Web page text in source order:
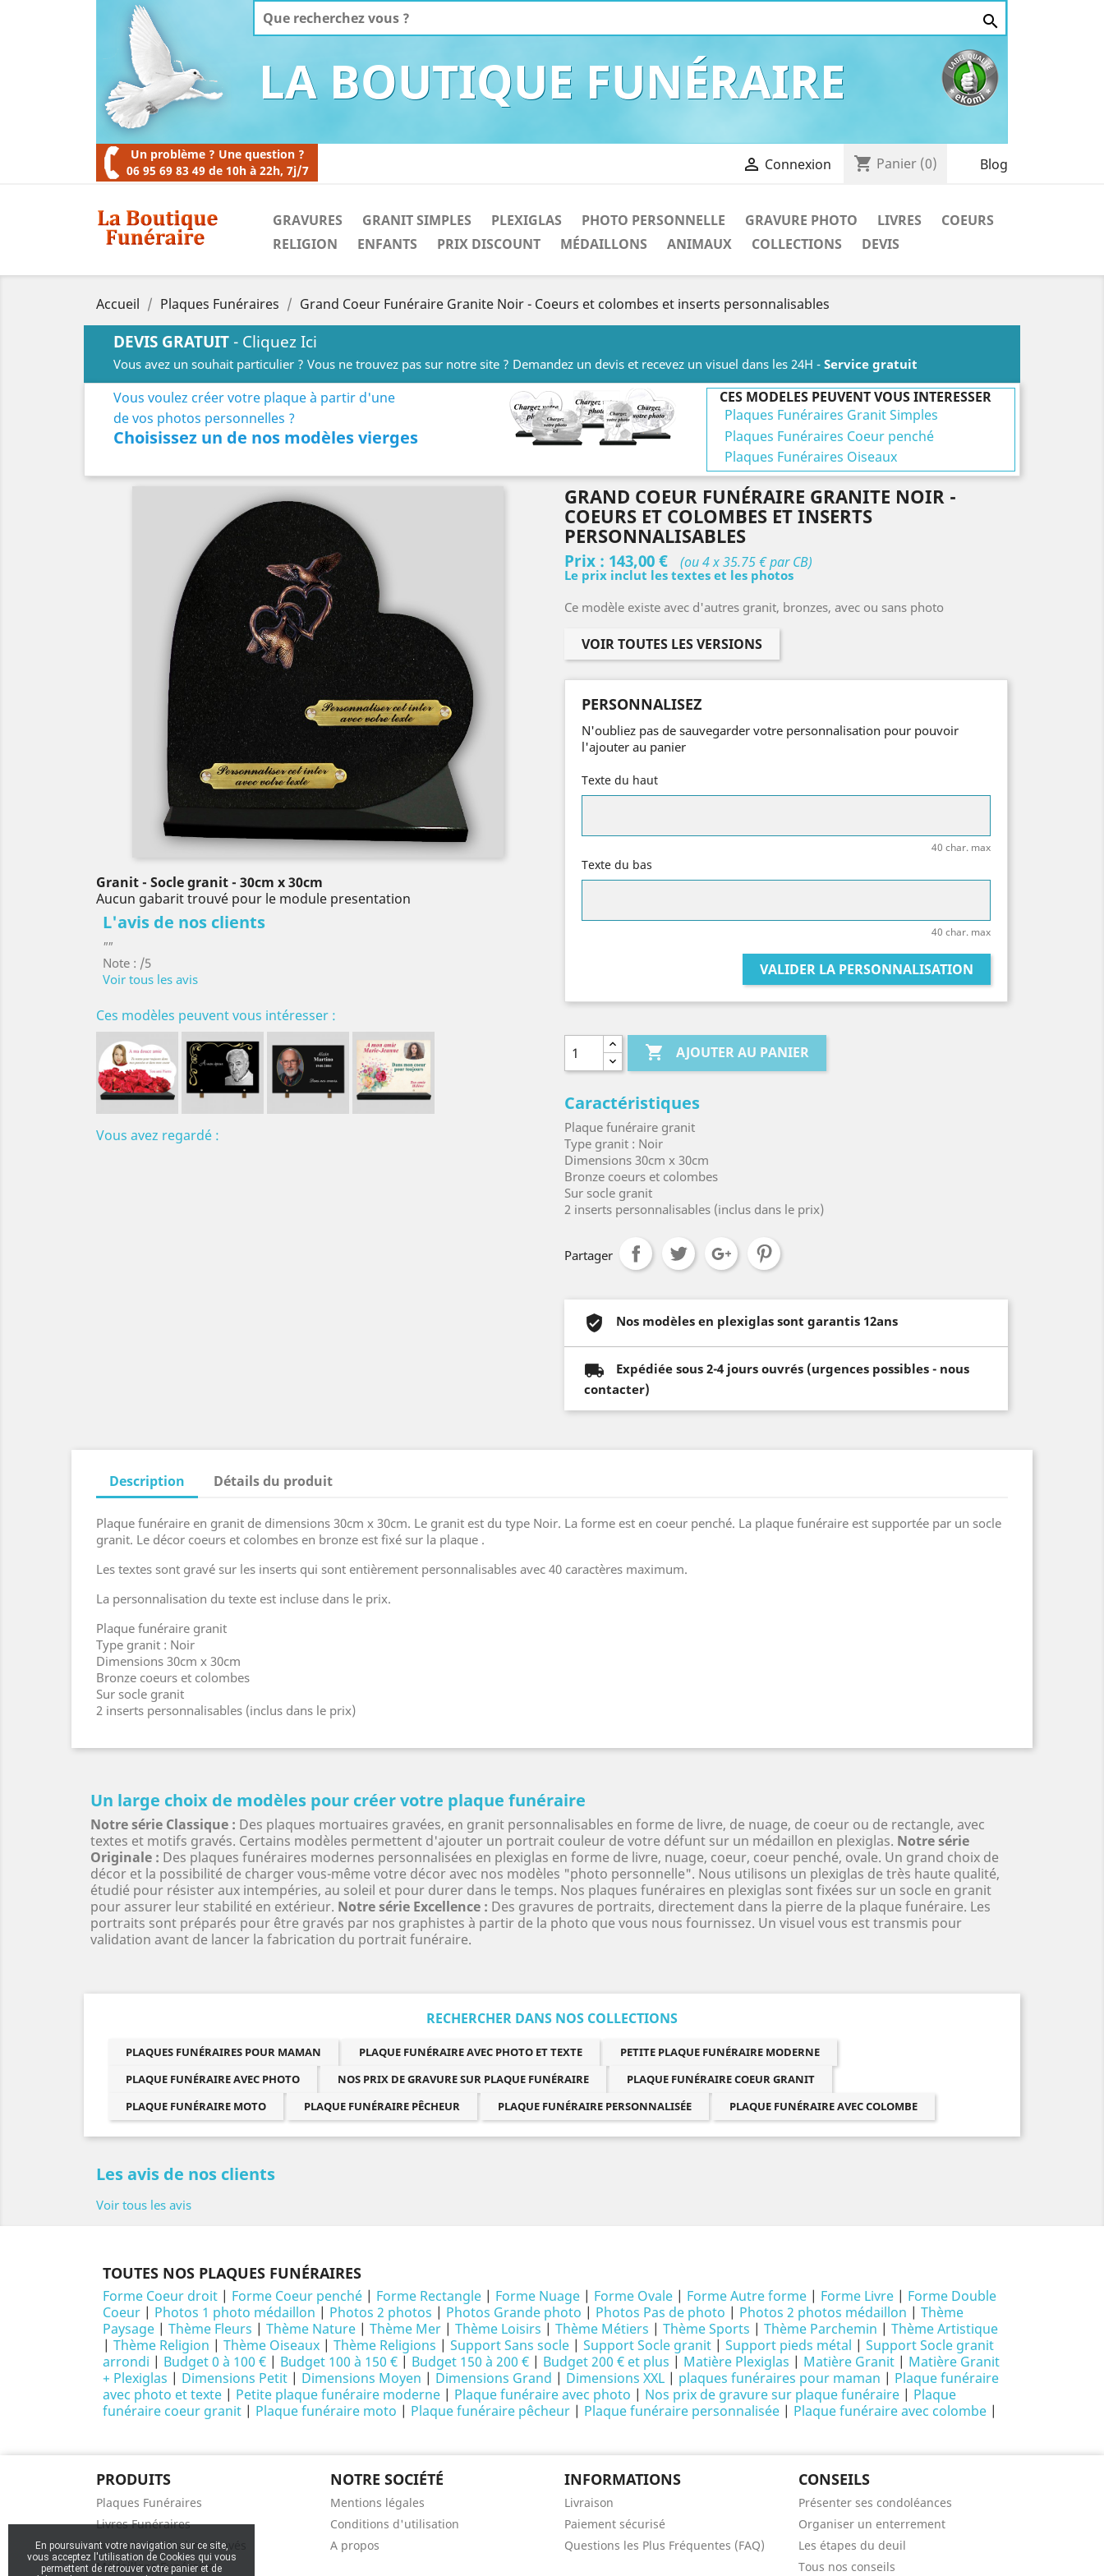

LA BOUTIQUE FUNÉRAIRE
Un problème ? Une question ?
06 95 69 83 49 de 10h à 22h, 7j/7
 Connexion shopping_cart Panier (0) Blog
GRAVURES GRANIT SIMPLES PLEXIGLAS PHOTO PERSONNELLE GRAVURE PHOTO LIVRES
COEURS
RELIGION
ENFANTS PRIX DISCOUNT MÉDAILLONS ANIMAUX COLLECTIONS DEVIS
Accueil Plaques Funéraires Grand Coeur Funéraire Granite Noir - Coeurs et colombes et inserts personnalisables
DEVIS GRATUIT - Cliquez Ici
Vous avez un souhait particulier ? Vous ne trouvez pas sur notre site ? Demandez un devis et recevez un visuel dans les 24H - Service gratuit
Vous voulez créer votre plaque à partir d'une
de vos photos personnelles ?
Choisissez un de nos modèles vierges
CES MODELES PEUVENT VOUS INTERESSER
Plaques Funéraires Granit Simples
Plaques Funéraires Coeur penché
Plaques Funéraires Oiseaux
Granit- Socle granit- 30cm x 30cm
Aucun gabarit trouvé pour le module presentation
L'avis de nos clients
""
Note : /5
Voir tous les avis
Ces modèles peuvent vous intéresser :
Vous avez regardé :
GRAND COEUR FUNÉRAIRE GRANITE NOIR -
COEURS ET COLOMBES ET INSERTS
PERSONNALISABLES
Prix : 143,00 € (ou 4 x 35.75 € par CB)
Le prix inclut les textes et les photos
Ce modèle existe avec d'autres granit, bronzes, avec ou sans photo
VOIR TOUTES LES VERSIONS
PERSONNALISEZ
N'oubliez pas de sauvegarder votre personnalisation pour pouvoir
l'ajouter au panier
Texte du haut
40 char. max
Texte du bas
40 char. max
VALIDER LA PERSONNALISATION
 AJOUTER AU PANIER
Caractéristiques
Plaque funéraire granit
Type granit : Noir
Dimensions 30cm x 30cm
Bronze coeurs et colombes
Sur socle granit
2 inserts personnalisables (inclus dans le prix)
Partager
Nos modèles en plexiglas sont garantis 12ans
Expédiée sous 2-4 jours ouvrés (urgences possibles - nous
contacter)
Description Détails du produit
Plaque funéraire en granit de dimensions 30cm x 30cm. Le granit est du type Noir. La forme est en coeur penché. La plaque funéraire est supportée par un socle
granit. Le décor coeurs et colombes en bronze est fixé sur la plaque .
Les textes sont gravé sur les inserts qui sont entièrement personnalisables avec 40 caractères maximum.
La personnalisation du texte est incluse dans le prix.
Plaque funéraire granit
Type granit : Noir
Dimensions 30cm x 30cm
Bronze coeurs et colombes
Sur socle granit
2 inserts personnalisables (inclus dans le prix)
Un large choix de modèles pour créer votre plaque funéraire
Notre série Classique : Des plaques mortuaires gravées, en granit personnalisables en forme de livre, de nuage, de coeur ou de rectangle, avec
textes et motifs gravés. Certains modèles permettent d'ajouter un portrait couleur de votre défunt sur un médaillon en plexiglas. Notre série
Originale : Des plaques funéraires modernes personnalisées en plexiglas en forme de livre, nuage, coeur, coeur penché, ovale. Un grand choix de
décor et la possibilité de charger vous-même votre décor avec nos modèles "photo personnelle". Nous utilisons un plexiglas de très haute qualité,
étudié pour résister aux intempéries, au soleil et pour durer dans le temps. Nos plaques funéraires en plexiglas sont fixées sur un socle en granit
pour assurer leur stabilité en extérieur. Notre série Excellence : Des gravures de portraits, directement dans la pierre de la plaque funéraire. Les
portraits sont préparés pour être gravés par nos graphistes à partir de la photo que vous nous fournissez. Un visuel vous est transmis pour
validation avant de lancer la fabrication du portrait funéraire.
RECHERCHER DANS NOS COLLECTIONS
PLAQUES FUNÉRAIRES POUR MAMAN PLAQUE FUNÉRAIRE AVEC PHOTO ET TEXTE
PETITE PLAQUE FUNÉRAIRE MODERNE
PLAQUE FUNÉRAIRE AVEC PHOTO
NOS PRIX DE GRAVURE SUR PLAQUE FUNÉRAIRE
PLAQUE FUNÉRAIRE COEUR GRANIT
PLAQUE FUNÉRAIRE MOTO
PLAQUE FUNÉRAIRE PÊCHEUR PLAQUE FUNÉRAIRE PERSONNALISÉE PLAQUE FUNÉRAIRE AVEC COLOMBE
Les avis de nos clients
Voir tous les avis
TOUTES NOS PLAQUES FUNÉRAIRES
Forme Coeur droit | Forme Coeur penché | Forme Rectangle | Forme Nuage | Forme Ovale | Forme Autre forme | Forme Livre | Forme Double
Coeur | Photos 1 photo médaillon | Photos 2 photos | Photos Grande photo | Photos Pas de photo | Photos 2 photos médaillon | Thème
Paysage | Thème Fleurs | Thème Nature | Thème Mer | Thème Loisirs | Thème Métiers | Thème Sports | Thème Parchemin | Thème Artistique
| Thème Religion | Thème Oiseaux | Thème Religions | Support Sans socle | Support Socle granit | Support pieds métal | Support Socle granit
arrondi | Budget 0 à 100 € | Budget 100 à 150 € | Budget 150 à 200 € | Budget 200 € et plus | Matière Plexiglas | Matière Granit | Matière Granit
+ Plexiglas | Dimensions Petit | Dimensions Moyen | Dimensions Grand | Dimensions XXL | plaques funéraires pour maman | Plaque funéraire
avec photo et texte | Petite plaque funéraire moderne | Plaque funéraire avec photo | Nos prix de gravure sur plaque funéraire | Plaque
funéraire coeur granit | Plaque funéraire moto | Plaque funéraire pêcheur | Plaque funéraire personnalisée | Plaque funéraire avec colombe |
PRODUITS
Plaques Funéraires
Livres Funéraires
Portraits Funéraires Gravés
Médaillons Funéraires
NOTRE SOCIÉTÉ
Mentions légales
Conditions d'utilisation
A propos
INFORMATIONS
Livraison
Paiement sécurisé
Questions les Plus Fréquentes (FAQ)
CONSEILS
Présenter ses condoléances
Organiser un enterrement
Les étapes du deuil
Tous nos conseils
En poursuivant votre navigation sur ce site,
vous acceptez l'utilisation de Cookies qui vous
permettent de retrouver votre panier et de